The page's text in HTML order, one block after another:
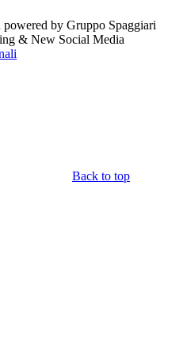
by Gruppo Spaggiari
& New Social Media
Back to top